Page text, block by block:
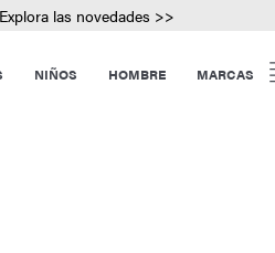
las novedades >>
NIÑOS HOMBRE MARCAS